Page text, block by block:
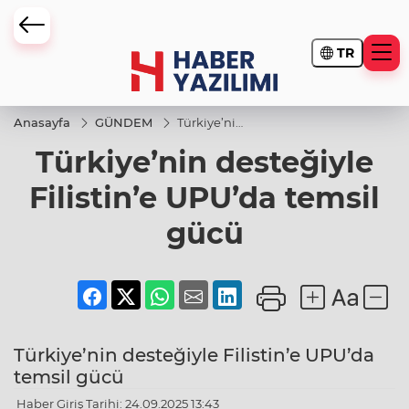
TR
Anasayfa GÜNDEM
Türkiye’nin
Filistin’e
UPU’da
gücü
Türkiye’nin desteğiyle
Filistin’e UPU’da temsil
gücü
Türkiye’nin desteğiyle Filistin’e UPU’da
temsil gücü
Haber Giriş Tarihi: 24.09.2025 13:43